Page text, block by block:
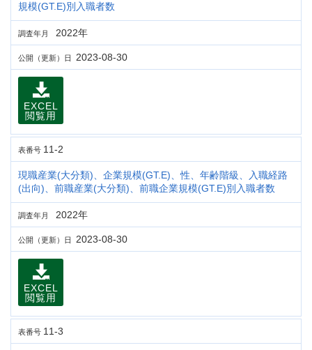
規模(GT.E)別入職者数
調査年月 2022年
公開（更新）日 2023-08-30
EXCEL
閲覧用
表番号 11-2
現職産業(大分類)、企業規模(GT.E)、性、年齢階級、入職経路
(出向)、前職産業(大分類)、前職企業規模(GT.E)別入職者数
調査年月 2022年
公開（更新）日 2023-08-30
EXCEL
閲覧用
表番号 11-3